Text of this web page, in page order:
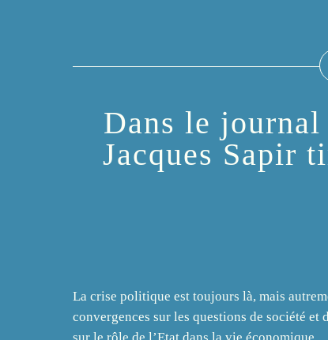
Dans le
Jacques Sapir
La crise politique est toujours là, mais
convergences sur les questions de société